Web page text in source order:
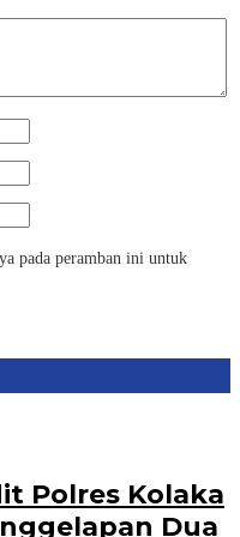
pada peramban ini untuk
Polres Kolaka
Dua